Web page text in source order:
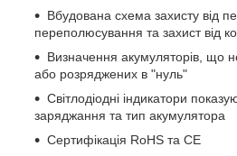
Вбудована схема захисту від
переполюсування та захист від
Визначення акумуляторів, що
або розряджених в "нуль"
Світлодіодні індикатори
заряджання та тип акумулятора
Сертифікація RoHS та CE